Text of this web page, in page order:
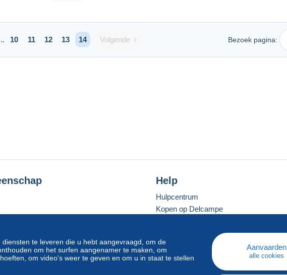
10 11 12 13 14 Volgende Bezoek pagina:
te leveren die u hebt aangevraagd, om de
om het surfen aangenamer te maken, om
om video's weer te geven en om u in staat te stellen
Aanvaarden
alle cookies
Help
Hulpcentrum
Kopen op Delcampe
Een beveiligde website